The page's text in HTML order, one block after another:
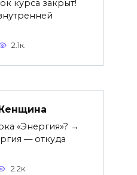
курса закрыт!
2.1к.
«Энергия»? →
— откуда
2.2к.